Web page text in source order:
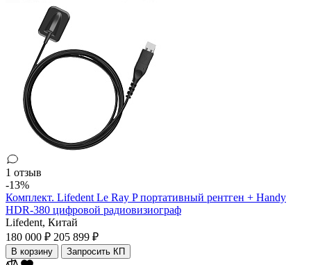
1 отзыв
-13%
Комплект. Lifedent Le Ray P портативный рентген + Handy
HDR-380 цифровой радиовизиограф
Lifedent, Китай
180 000 ₽ 205 899 ₽
В корзину Запросить КП